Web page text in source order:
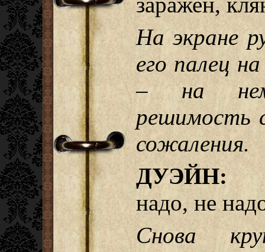
На экране
его палец
– на нем
решимость
сожаления.
ДУЭЙН:
надо, не
Снова